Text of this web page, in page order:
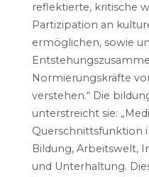
reflektierte, kritische
Partizipation an
ermöglichen, sowie
Normierungskräfte
verstehen.“ Die
unterstreicht sie:
Querschnittsfunktion
Bildung, Arbeitswelt,
und Unterhaltung.